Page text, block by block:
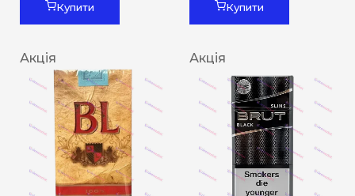
Купити Купити
Акція Акція